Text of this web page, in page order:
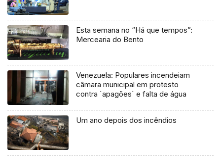
Esta semana no “Há que tempos”:
Mercearia do Bento
Venezuela: Populares incendeiam
câmara municipal em protesto
contra `apagões` e falta de água
Um ano depois dos incêndios